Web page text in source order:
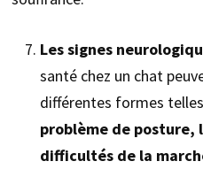
Les signes
santé chez un chat
différentes formes
problème de posture,
difficultés de la